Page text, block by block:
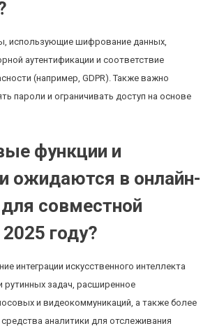
использующие шифрование данных,
аутентификации и соответствие
(например, GDPR). Также важно
пароли и ограничивать доступ на основе
функции и
ожидаются в онлайн-
совместной
году?
интеграции искусственного интеллекта
рутинных задач, расширенное
и видеокоммуникаций, а также более
аналитики для отслеживания